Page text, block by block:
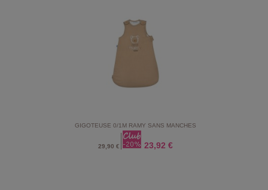
GIGOTEUSE 0/1M RAMY SANS MANCHES
29,90 € 23,92 €